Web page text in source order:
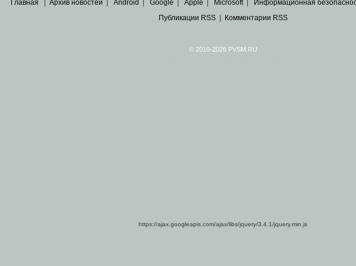
Главная Архив новостей Android Google Apple Microsoft| Информационная
Публикации RSS| Комментарии RSS
© 2010-2026 PVSM.RU
https://ajax.googleapis.com/ajax/libs/jquery/3.4.1/jquery.min.js